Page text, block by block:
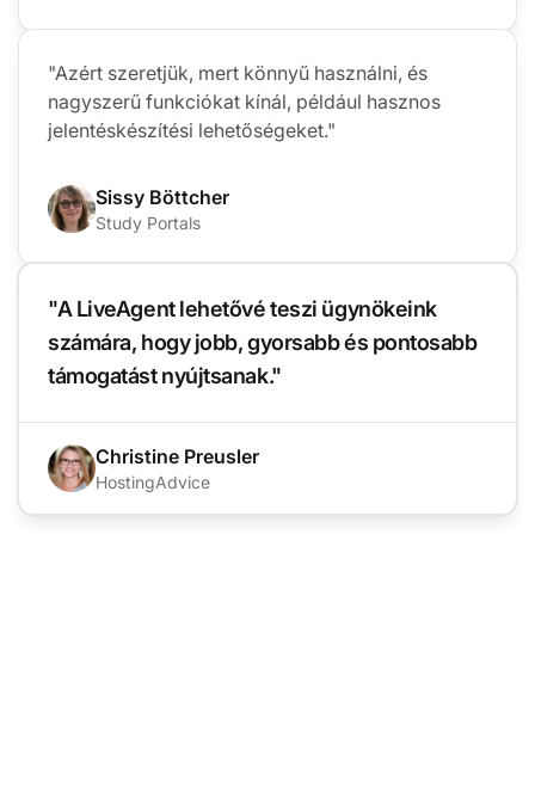
"Azért szeretjük, mert könnyű használni, és
nagyszerű funkciókat kínál, például hasznos
jelentéskészítési lehetőségeket."
Sissy Böttcher
Study Portals
"A LiveAgent lehetővé teszi ügynökeink
számára, hogy jobb, gyorsabb és pontosabb
támogatást nyújtsanak."
Christine Preusler
HostingAdvice